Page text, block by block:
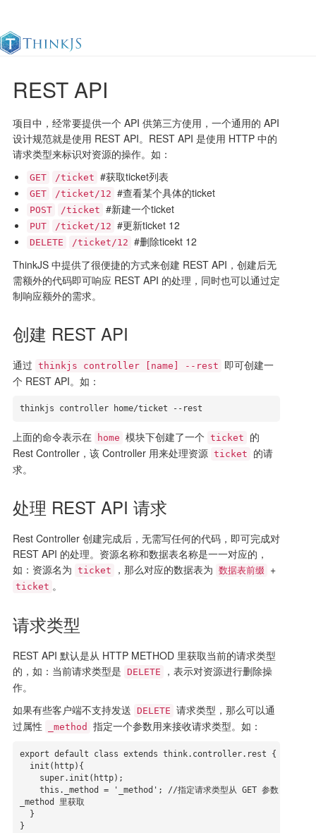
官方文档
REST API
项目中，经常要提供一个 API 供第三方使用，一个通用的 API
设计规范就是使用 REST API。REST API 是使用 HTTP 中的
请求类型来标识对资源的操作。如：
GET /ticket #获取ticket列表
GET /ticket/12 #查看某个具体的ticket
POST /ticket #新建一个ticket
PUT /ticket/12 #更新ticket 12
DELETE /ticket/12 #删除ticekt 12
ThinkJS 中提供了很便捷的方式来创建 REST API，创建后无
需额外的代码即可响应 REST API 的处理，同时也可以通过定
制响应额外的需求。
创建 REST API
通过 thinkjs controller [name] --rest
即可创建一
个 REST API。如：
thinkjs controller home/ticket --rest
上面的命令表示在 home 模块下创建了一个 ticket
的
Rest Controller，该 Controller 用来处理资源 ticket
的请
求。
处理 REST API 请求
Rest Controller 创建完成后，无需写任何的代码，即可完成对
REST API 的处理。资源名称和数据表名称是一一对应的，
如：资源名为 ticket ，那么对应的数据表为 数据表前缀 +
ticket 。
请求类型
REST API 默认是从 HTTP METHOD 里获取当前的请求类型
的，如：当前请求类型是 DELETE
，表示对资源进行删除操
作。
如果有些客户端不支持发送 DELETE 请求类型，那么可以通
过属性
_method 指定一个参数用来接收请求类型。如：
export default class extends think.controller.rest {
_method 里获取
}